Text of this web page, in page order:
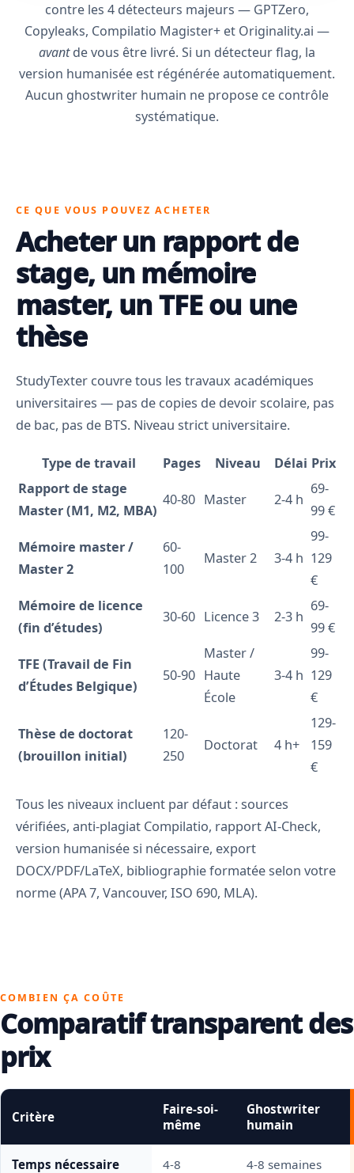
contre les 4 détecteurs majeurs — GPTZero,
Copyleaks, Compilatio Magister+ et Originality.ai —
avantde vous être livré. Si un détecteur flag, la
version humanisée est régénérée automatiquement.
Aucun ghostwriter humain ne propose ce contrôle
systématique.
CE QUE VOUS POUVEZ ACHETER
Acheter un rapport de
stage, un mémoire
master, un TFE ou une
thèse
StudyTexter couvre tous les travaux académiques
universitaires — pas de copies de devoir scolaire, pas
de bac, pas de BTS. Niveau strict universitaire.
Type de travail Pages Niveau Délai Prix
Rapport de stage
Master (M1, M2, MBA)
40-80 Master 2-4 h
69-
99 €
Mémoire master /
Master 2
60-
100
Master 2 3-4 h
99-
129
€
Mémoire de licence
(fin d’études)
30-60 Licence 3 2-3 h
69-
99 €
TFE (Travail de Fin
d’Études Belgique)
50-90
Master /
Haute
École
3-4 h
99-
129
€
Thèse de doctorat
(brouillon initial)
120-
250
Doctorat 4 h+
129-
159
€
Tous les niveaux incluent par défaut : sources
vérifiées, anti-plagiat Compilatio, rapport AI-Check,
version humanisée si nécessaire, export
DOCX/PDF/LaTeX, bibliographie formatée selon votre
norme (APA 7, Vancouver, ISO 690, MLA).
COMBIEN ÇA COÛTE
Comparatif transparent des
prix
Critère
Faire-soi-
même
Ghostwriter
humain
Temps nécessaire
4-8
4-8 semaines